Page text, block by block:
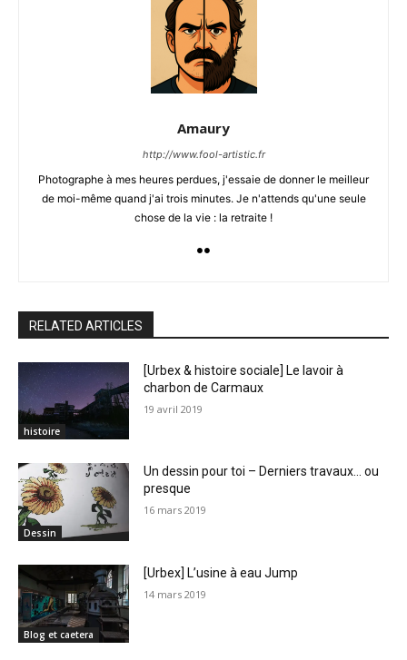
Amaury
http://www.fool-artistic.fr
Photographe à mes heures perdues, j'essaie de donner le meilleur
de moi-même quand j'ai trois minutes. Je n'attends qu'une seule
chose de la vie : la retraite !
RELATED ARTICLES
histoire
[Urbex & histoire sociale] Le lavoir à
charbon de Carmaux
19 avril 2019
Dessin
Un dessin pour toi – Derniers travaux… ou
presque
16 mars 2019
Blog et caetera
[Urbex] L’usine à eau Jump
14 mars 2019